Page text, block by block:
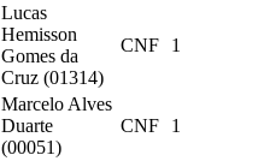
Lucas
Hemisson
Gomes da
Cruz (01314)
CNF 1
Marcelo Alves
Duarte
(00051)
CNF 1